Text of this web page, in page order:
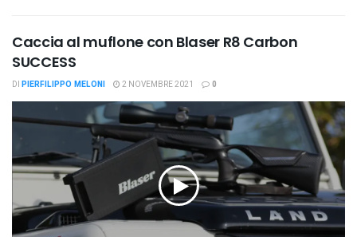
Caccia al muflone con Blaser R8 Carbon
SUCCESS
DI PIERFILIPPO MELONI 2 NOVEMBRE 2021 0